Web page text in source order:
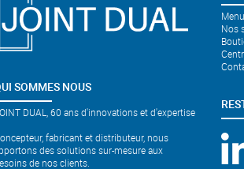
SOMMES NOUS
DUAL, 60 ans d'innovations et d'expertise
fabricant et distributeur, nous
des solutions sur-mesure aux
de nos clients.
Nos